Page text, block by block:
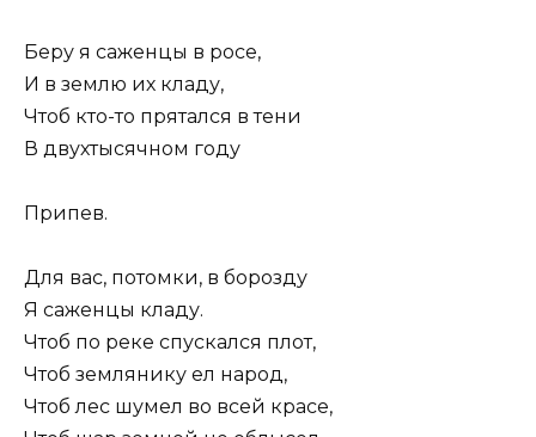
Беру я саженцы в росе,
И в землю их кладу,
Чтоб кто-то прятался в тени
В двухтысячном году
Припев.
Для вас, потомки, в борозду
Я саженцы кладу.
Чтоб по реке спускался плот,
Чтоб землянику ел народ,
Чтоб лес шумел во всей красе,